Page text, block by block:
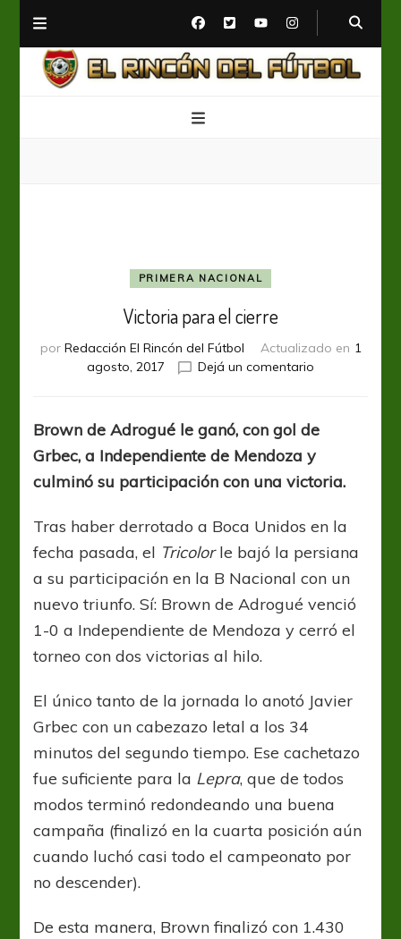
PRIMERA NACIONAL
Victoria para el cierre
por Redacción El Rincón del Fútbol Actualizado en 1
agosto, 2017
Dejá un comentario
cierre
Brown de Adrogué le ganó, con gol de
Grbec, a Independiente de Mendoza y
culminó su participación con una victoria.
Tras haber derrotado a Boca Unidos en la
fecha pasada, el Tricolorle bajó la persiana
a su participación en la B Nacional con un
nuevo triunfo. Sí: Brown de Adrogué venció
1-0 a Independiente de Mendoza y cerró el
torneo con dos victorias al hilo.
El único tanto de la jornada lo anotó Javier
Grbec con un cabezazo letal a los 34
minutos del segundo tiempo. Ese cachetazo
fue suficiente para la Lepra, que de todos
modos terminó redondeando una buena
campaña (finalizó en la cuarta posición aún
cuando luchó casi todo el campeonato por
no descender).
De esta manera, Brown finalizó con 1.430